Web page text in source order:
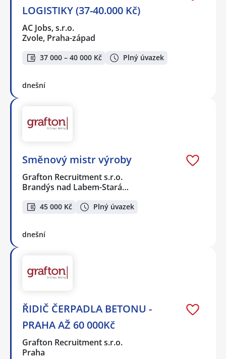
LOGISTIKY (37-40.000 Kč)
AC Jobs, s.r.o.
Zvole, Praha-západ
37 000 – 40 000 Kč Plný úvazek
dnešní
Směnový mistr výroby
Grafton Recruitment s.r.o.
Brandýs nad Labem-Stará…
45 000 Kč Plný úvazek
dnešní
ŘIDIČ ČERPADLA BETONU -
PRAHA AŽ 60 000Kč
Grafton Recruitment s.r.o.
Praha